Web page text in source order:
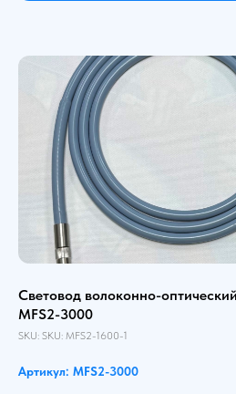
Световод волоконно-
MFS2-3000
SKU: SKU: MFS2-1600-1
Артикул: MFS2-3000